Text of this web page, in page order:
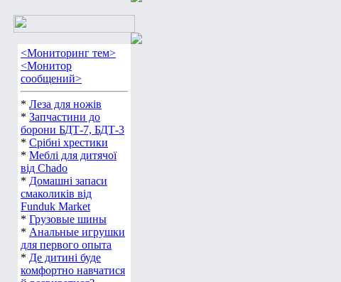
<Мониторинг тем>
<Монитор
сообщений>
* Леза для ножів
* Запчастини до
борони БДТ-7, БДТ-3
* Срібні хрестики
* Меблі для дитячої
від Chado
* Домашні запаси
смаколиків від
Funduk Market
* Грузовые шины
* Анальные игрушки
для первого опыта
* Де дитині буде
комфортно навчатися